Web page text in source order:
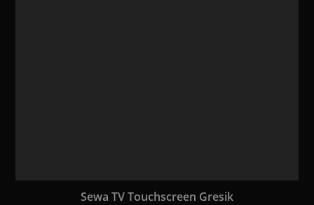
Sewa TV Touchscreen Gresik